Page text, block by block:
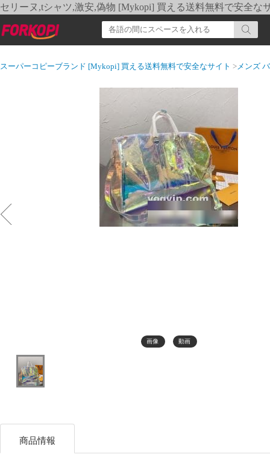
セリーヌ,tシャツ,激安,偽物 [Mykopi] 買える送料無料で安全な
スーパーコピーブランド [Mykopi] 買える送料無料で安全なサイト >メンズ
画像 動画
商品情報